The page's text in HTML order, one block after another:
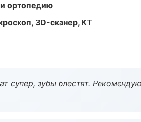
и ортопедию
3D-сканер, КТ
супер, зубы блестят.